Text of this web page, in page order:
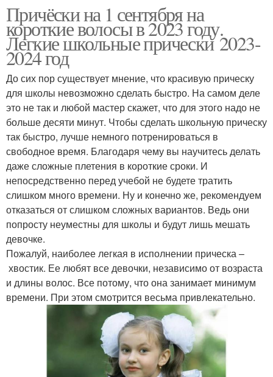
Школьные прически
первоклашек
Поддельные прически
Причёски на 1 сентября на
короткие волосы в 2023 году.
Легкие школьные прически 2023-
2024 год
До сих пор существует мнение, что красивую прическу
для школы невозможно сделать быстро. На самом деле
это не так и любой мастер скажет, что для этого надо не
больше десяти минут. Чтобы сделать школьную прическу
так быстро, лучше немного потренироваться в
свободное время. Благодаря чему вы научитесь делать
даже сложные плетения в короткие сроки. И
непосредственно перед учебой не будете тратить
слишком много времени. Ну и конечно же, рекомендуем
отказаться от слишком сложных вариантов. Ведь они
попросту неуместны для школы и будут лишь мешать
девочке.
Пожалуй, наиболее легкая в исполнении прическа –
хвостик. Ее любят все девочки, независимо от возраста
и длины волос. Все потому, что она занимает минимум
времени. При этом смотрится весьма привлекательно.